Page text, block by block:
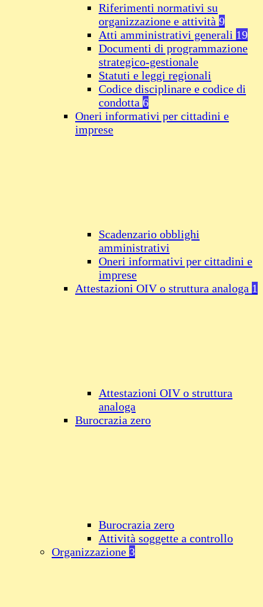
Riferimenti normativi su
organizzazione e attività 9
Atti amministrativi generali 19
Documenti di programmazione
strategico-gestionale
Statuti e leggi regionali
Codice disciplinare e codice di
condotta 6
Oneri informativi per cittadini e
imprese
Scadenzario obblighi
amministrativi
Oneri informativi per cittadini e
imprese
Attestazioni OIV o struttura analoga 1
Attestazioni OIV o struttura
analoga
Burocrazia zero
Burocrazia zero
Attività soggette a controllo
Organizzazione 3